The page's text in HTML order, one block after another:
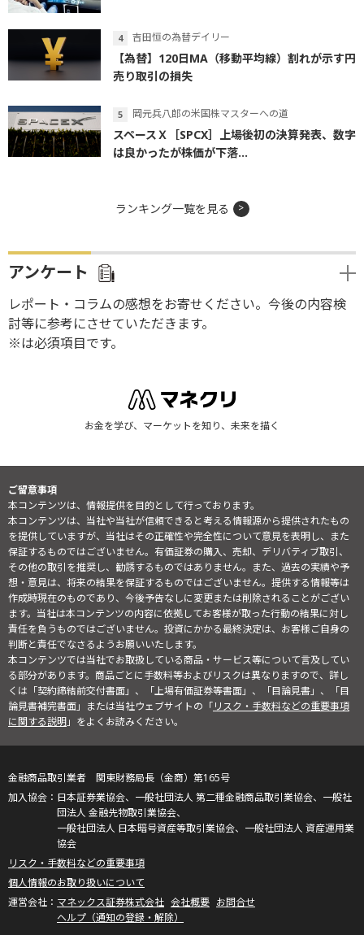
吉田恒の為替デイリー
【為替】120日MA（移動平均線）割れが示す円
売り取引の損失
岡元兵八郎の米国株マスターへの道
スペースＸ［SPCX］上場後初の決算発表、数字
は良かったが株価が下落...
ランキング一覧を見る
アンケート
レポート・コラムの感想をお寄せください。今後の内容検
討等に参考にさせていただきます。
※は必須項目です。
お金を学び、マーケットを知り、未来を描く
ご留意事項
本コンテンツは、情報提供を目的として行っております。
本コンテンツは、当社や当社が信頼できると考える情報源から提供されたもの
を提供していますが、当社はその正確性や完全性について意見を表明し、また
保証するものではございません。有価証券の購入、売却、デリバティブ取引、
その他の取引を推奨し、勧誘するものではありません。また、過去の実績や予
想・意見は、将来の結果を保証するものではございません。提供する情報等は
作成時現在のものであり、今後予告なしに変更または削除されることがござい
ます。当社は本コンテンツの内容に依拠してお客様が取った行動の結果に対し
責任を負うものではございません。投資にかかる最終決定は、お客様ご自身の
判断と責任でなさるようお願いいたします。
本コンテンツでは当社でお取扱している商品・サービス等について言及してい
る部分があります。商品ごとに手数料等およびリスクは異なりますので、詳し
くは「契約締結前交付書面」、「上場有価証券等書面」、「目論見書」、「目
論見書補完書面」または当社ウェブサイトの「リスク・手数料などの重要事項
に関する説明」をよくお読みください。
金融商品取引業者 関東財務局長（金商）第165号
日本証券業協会、一般社団法人 第二種金融商品取引業協会、一般社
団法人 金融先物取引業協会、
一般社団法人 日本暗号資産等取引業協会、一般社団法人 資産運用業
協会
リスク・手数料などの重要事項
個人情報のお取り扱いについて
マネックス証券株式会社 会社概要 お問合せ
ヘルプ（通知の登録・解除）